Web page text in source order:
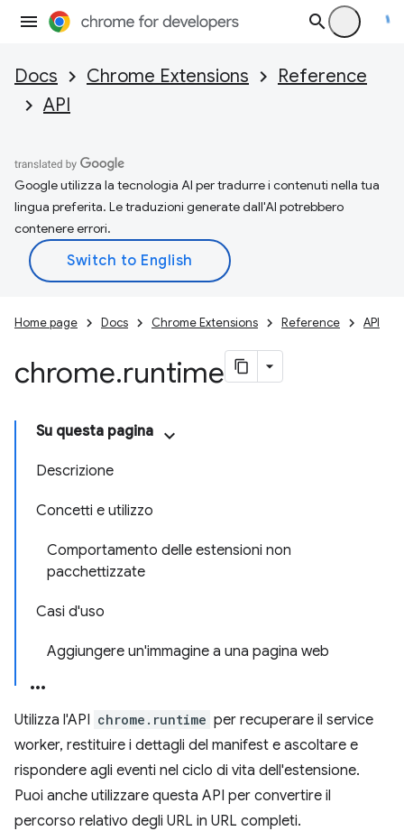
Docs Chrome Extensions
Reference
API
Google utilizza la tecnologia AI per tradurre i contenuti nella tua
lingua preferita. Le traduzioni generate dall'AI potrebbero
contenere errori.
Home page Docs Chrome Extensions Reference API
chrome.runtime
Su questa pagina
Descrizione
Concetti e utilizzo
Comportamento delle estensioni non
pacchettizzate
Casi d'uso
Aggiungere un'immagine a una pagina web
Utilizza l'API chrome.runtime per recuperare il service
worker, restituire i dettagli del manifest e ascoltare e
rispondere agli eventi nel ciclo di vita dell'estensione.
Puoi anche utilizzare questa API per convertire il
percorso relativo degli URL in URL completi.